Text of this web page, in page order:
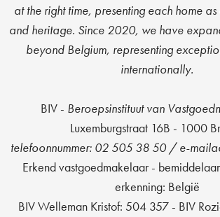
at the right time, presenting each home
and heritage. Since 2020, we have
beyond Belgium, representing
internationally.
BIV - Beroepsinstituut van
Luxemburgstraat 16B - 1000
telefoonnummer: 02 505 38 50 / e-
Erkend vastgoedmakelaar -
erkenning: België
BIV Welleman Kristof: 504 357 - BIV